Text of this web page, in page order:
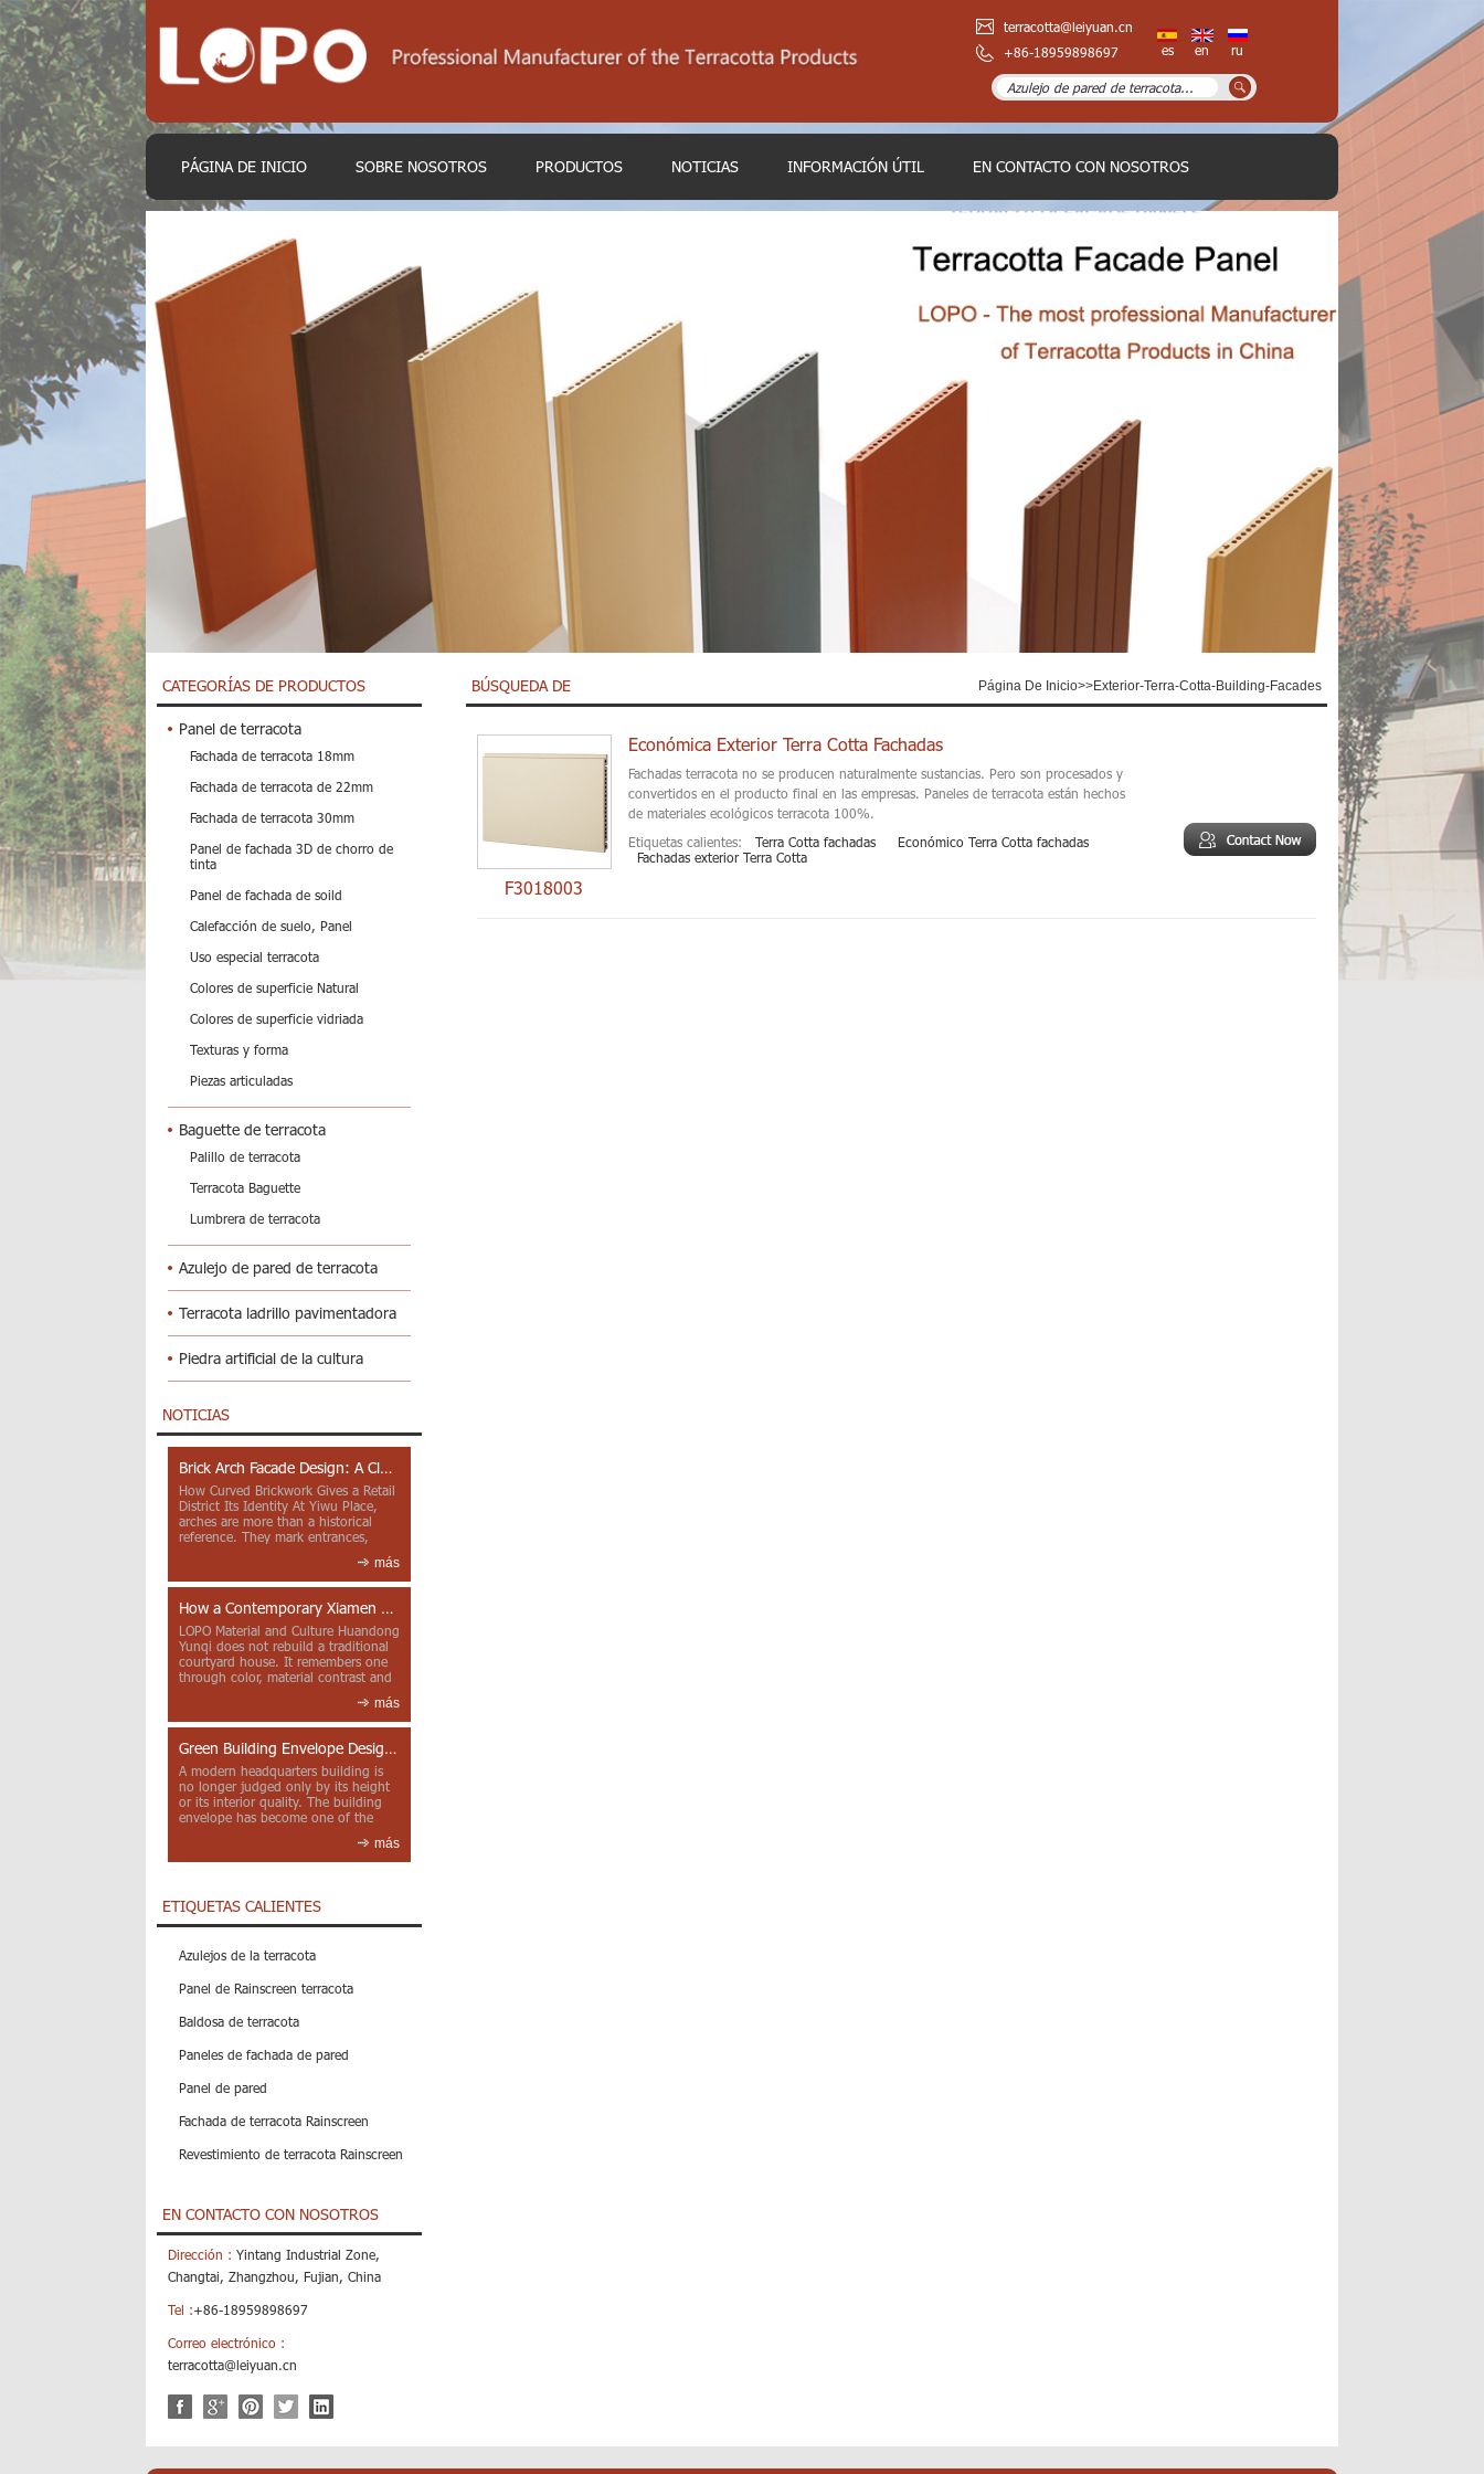
terracotta@leiyuan.cn
+86-18959898697
es en ru
PÁGINA DE INICIO SOBRE NOSOTROS PRODUCTOS NOTICIAS INFORMACIÓN ÚTIL EN CONTACTO CON NOSOTROS
CATEGORÍAS DE PRODUCTOS
Panel de terracota
Fachada de terracota 18mm
Fachada de terracota de 22mm
Fachada de terracota 30mm
Panel de fachada 3D de chorro de
tinta
Panel de fachada de soild
Calefacción de suelo, Panel
Uso especial terracota
Colores de superficie Natural
Colores de superficie vidriada
Texturas y forma
Piezas articuladas
Baguette de terracota
Palillo de terracota
Terracota Baguette
Lumbrera de terracota
Azulejo de pared de terracota
Terracota ladrillo pavimentadora
Piedra artificial de la cultura
NOTICIAS
Brick Arch Facade Design: A Closer Look at Yiwu Place
How Curved Brickwork Gives a Retail
District Its Identity At Yiwu Place,
arches are more than a historical
reference. They mark entrances,
más
How a Contemporary Xiamen Project Reframes Minnan Red Brick
LOPO Material and Culture Huandong
Yunqi does not rebuild a traditional
courtyard house. It remembers one
through color, material contrast and
más
Green Building Envelope Design: Clay Sunscreen Fins for Modern Headquarters Architecture
A modern headquarters building is
no longer judged only by its height
or its interior quality. The building
envelope has become one of the
más
ETIQUETAS CALIENTES
Azulejos de la terracota
Panel de Rainscreen terracota
Baldosa de terracota
Paneles de fachada de pared
Panel de pared
Fachada de terracota Rainscreen
Revestimiento de terracota Rainscreen
EN CONTACTO CON NOSOTROS
Dirección : Yintang Industrial Zone,
Changtai, Zhangzhou, Fujian, China
Tel :+86-18959898697
Correo electrónico :
terracotta@leiyuan.cn
BÚSQUEDA DE Página De Inicio>>Exterior-Terra-Cotta-Building-Facades
F3018003
Económica Exterior Terra Cotta Fachadas
Fachadas terracota no se producen naturalmente sustancias. Pero son procesados y
convertidos en el producto final en las empresas. Paneles de terracota están hechos
de materiales ecológicos terracota 100%.
Etiquetas calientes:
Terra Cotta fachadas
Económico Terra Cotta fachadas
Fachadas exterior Terra Cotta